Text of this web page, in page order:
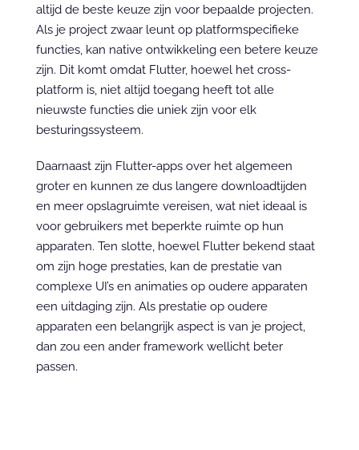
altijd de beste keuze zijn voor bepaalde projecten.
Als je project zwaar leunt op platformspecifieke
functies, kan native ontwikkeling een betere keuze
zijn. Dit komt omdat Flutter, hoewel het cross-
platform is, niet altijd toegang heeft tot alle
nieuwste functies die uniek zijn voor elk
besturingssysteem.
Daarnaast zijn Flutter-apps over het algemeen
groter en kunnen ze dus langere downloadtijden
en meer opslagruimte vereisen, wat niet ideaal is
voor gebruikers met beperkte ruimte op hun
apparaten. Ten slotte, hoewel Flutter bekend staat
om zijn hoge prestaties, kan de prestatie van
complexe UI’s en animaties op oudere apparaten
een uitdaging zijn. Als prestatie op oudere
apparaten een belangrijk aspect is van je project,
dan zou een ander framework wellicht beter
passen.